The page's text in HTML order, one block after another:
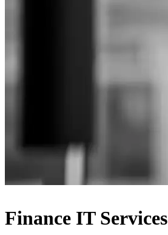
Finance IT Services